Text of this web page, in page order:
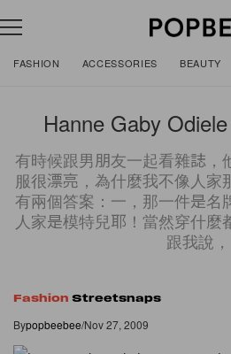
FASHION ACCESSORIES BEAUTY
Hanne Gaby
有時候跟男朋友一起看雜誌，
服很漂亮，為什麼我不像人家
有兩個答案：一，那一件是名
人家是模特兒耶！當然穿什麼
跟我說，
Fashion Streetsnaps
Bypopbeebee/Nov 27, 2009